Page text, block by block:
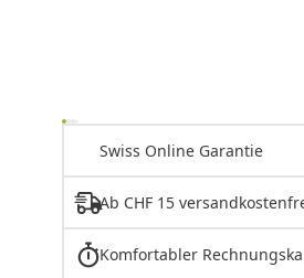
Swiss Online Garantie
Ab CHF 15
Komfortabler